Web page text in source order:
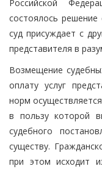
Российской
состоялось решение
суд присуждает с
представителя в
Возмещение
оплату услуг
норм
в пользу которой
судебного
существу.
при этом исходит